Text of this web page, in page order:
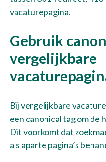
vacaturepagina.
Gebruik
vergelijkbare
Bij vergelijkbare
een canonical tag om de
Dit voorkomt dat
als aparte pagina’s